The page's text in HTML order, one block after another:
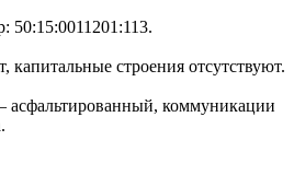
50:15:0011201:113.
капитальные строения отсутствуют.
асфальтированный, коммуникации